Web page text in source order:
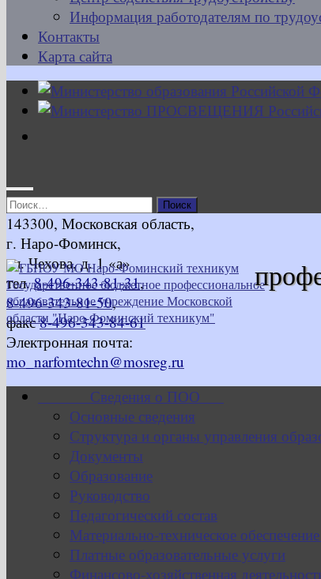
Информация работодателям по
Контакты
Карта сайта
Найти:
143300, Московская область,
г. Наро-Фоминск,
ул. Чехова, д. 1 «а»
тел.8-496-343-81-31,
8-496-343-81-50,
факс8-496-343-84-61
Электронная почта:
mo_narfomtechn@mosreg.ru
Сведения о ПОО
Основные сведения
Структура и органы управления
Документы
Образование
Руководство
Педагогический состав
Материально-техническое
Платные образовательные услуги
Финансово-хозяйственная